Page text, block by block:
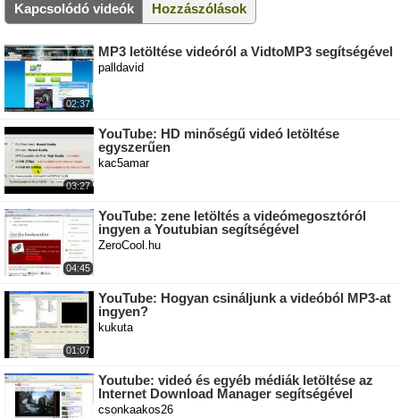
Kapcsolódó videók Hozzászólások
02:37
MP3 letöltése videóról a VidtoMP3 segítségével
palldavid
03:27
YouTube: HD minőségű videó letöltése
egyszerűen
kac5amar
04:45
YouTube: zene letöltés a videómegosztóról
ingyen a Youtubian segítségével
ZeroCool.hu
01:07
YouTube: Hogyan csináljunk a videóból MP3-at
ingyen?
kukuta
Youtube: videó és egyéb médiák letöltése az
Internet Download Manager segítségével
csonkaakos26